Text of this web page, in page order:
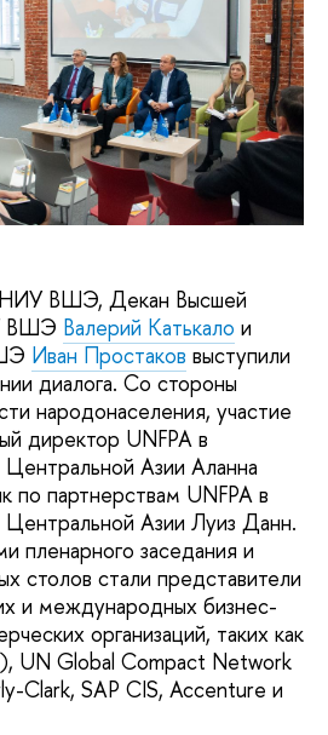
НИУ ВШЭ, Декан Высшей
ВШЭ Валерий Катькало и
Иван Простаков выступили
диалога. Со стороны
народонаселения, участие
директор UNFPA в
Азии Аланна
партнерствам UNFPA в
Центральной Азии Луиз Данн.
пленарного заседания и
столов стали представители
и международных бизнес-
организаций, таких как
UN Global Compact Network
Clark, SAP CIS, Accenture и